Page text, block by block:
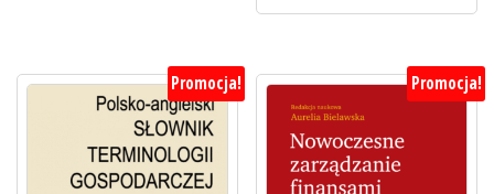
Promocja! Promocja!